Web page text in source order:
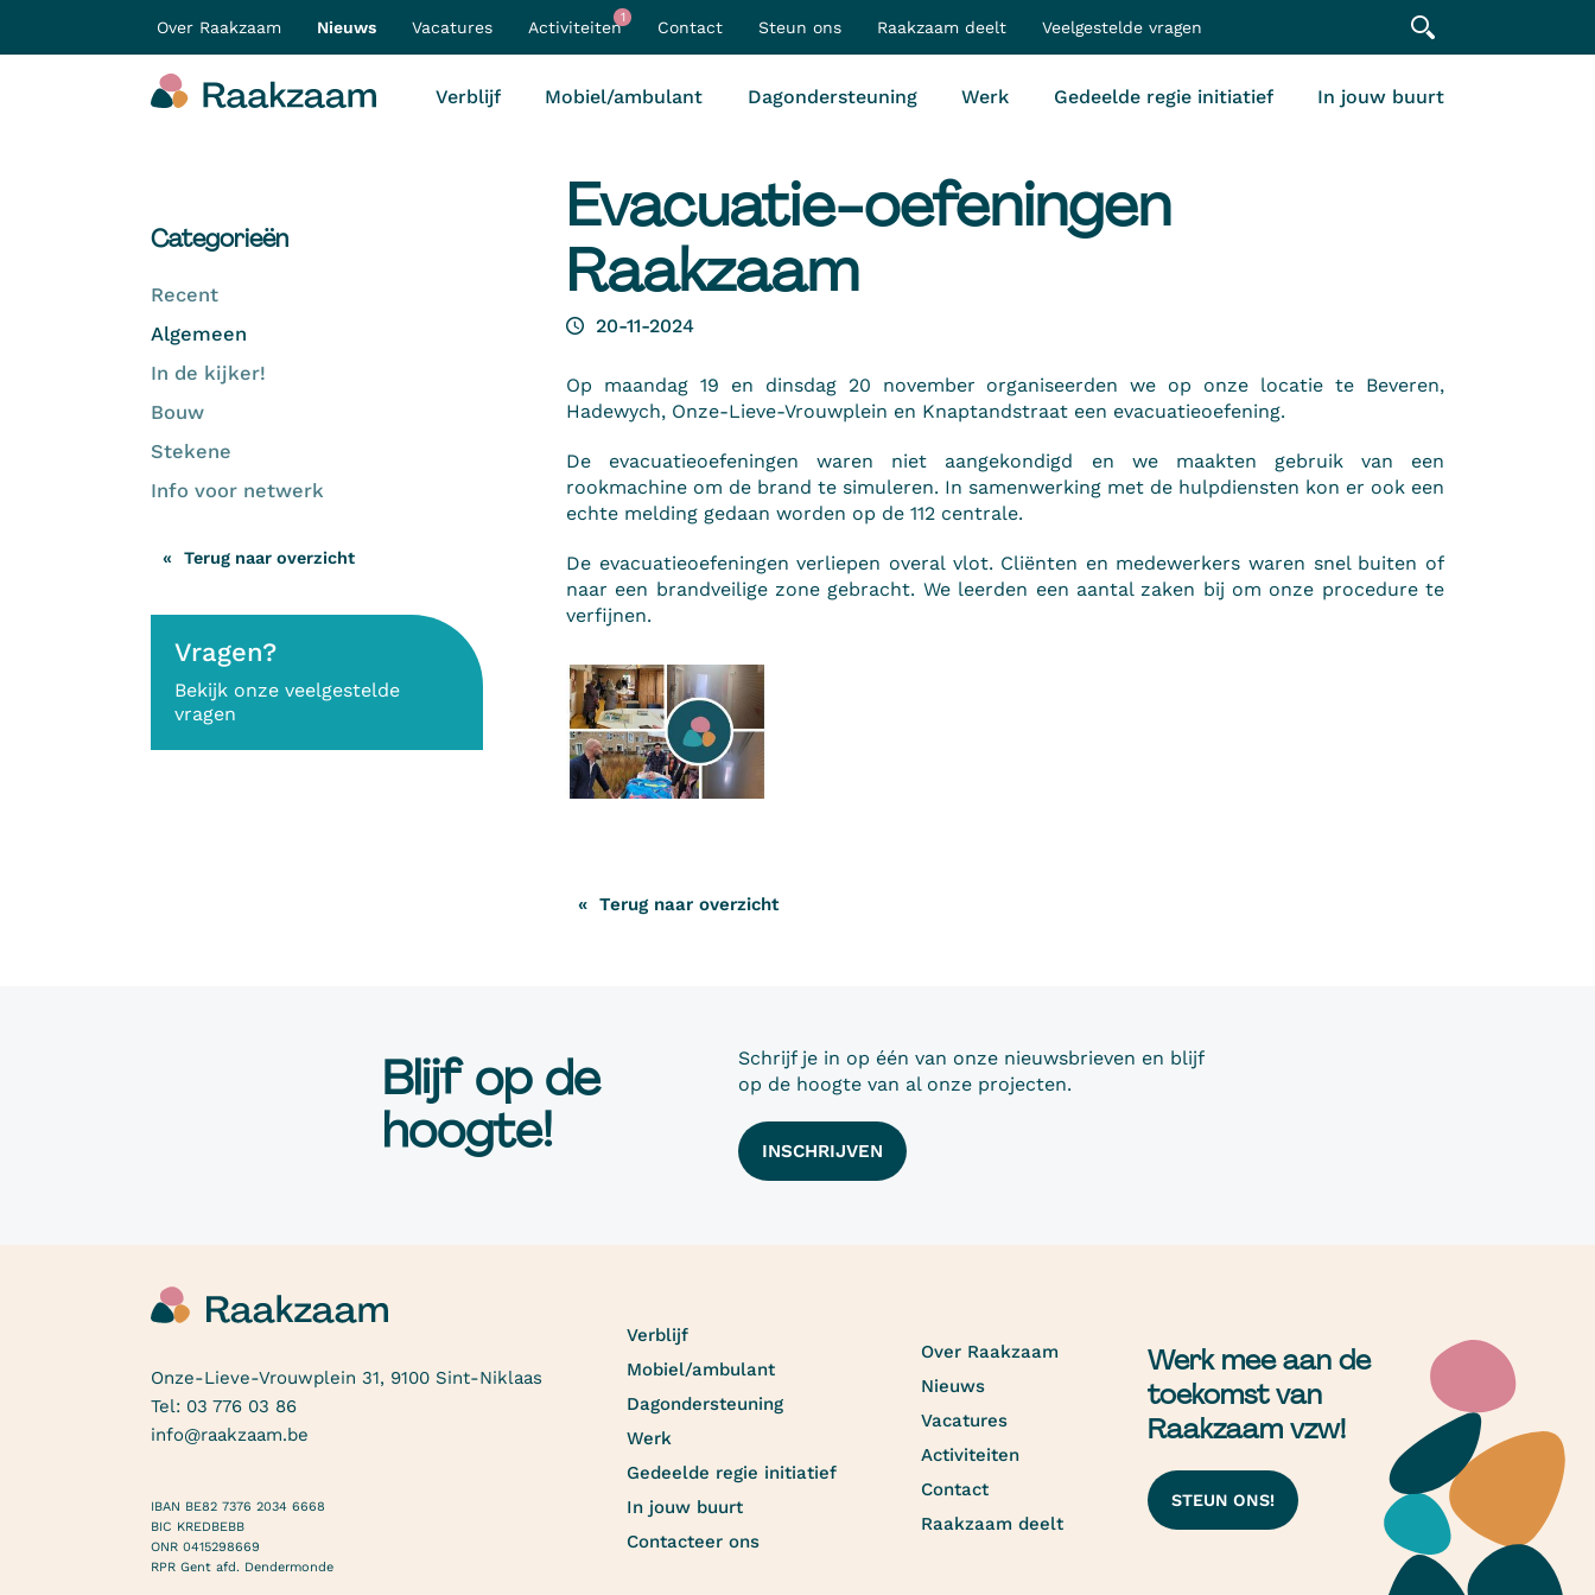
Over Raakzaam Nieuws Vacatures Activiteiten
1
Contact Steun ons Raakzaam deelt Veelgestelde vragen
Verblijf Mobiel/ambulant Dagondersteuning Werk Gedeelde regie initiatief In jouw buurt
Categorieën
Recent
Algemeen
In de kijker!
Bouw
Stekene
Info voor netwerk
Terug naar overzicht
Vragen?
Bekijk onze veelgestelde
vragen
Evacuatie-oefeningen
Raakzaam
20-11-2024
Op maandag 19 en dinsdag 20 november organiseerden we op onze locatie te Beveren,
Hadewych, Onze-Lieve-Vrouwplein en Knaptandstraat een evacuatieoefening.
De evacuatieoefeningen waren niet aangekondigd en we maakten gebruik van een
rookmachine om de brand te simuleren. In samenwerking met de hulpdiensten kon er ook een
echte melding gedaan worden op de 112 centrale.
De evacuatieoefeningen verliepen overal vlot. Cliënten en medewerkers waren snel buiten of
naar een brandveilige zone gebracht. We leerden een aantal zaken bij om onze procedure te
verfijnen.
Terug naar overzicht
Blijf op de
hoogte!
Schrijf je in op één van onze nieuwsbrieven en blijf
op de hoogte van al onze projecten.
INSCHRIJVEN
Onze-Lieve-Vrouwplein 31, 9100 Sint-Niklaas
Tel: 03 776 03 86
info@raakzaam.be
IBAN BE82 7376 2034 6668
BIC KREDBEBB
ONR 0415298669
RPR Gent afd. Dendermonde
Verblijf
Mobiel/ambulant
Dagondersteuning
Werk
Gedeelde regie initiatief
In jouw buurt
Contacteer ons
Over Raakzaam
Nieuws
Vacatures
Activiteiten
Contact
Raakzaam deelt
Werk mee aan de
toekomst van
Raakzaam vzw!
STEUN ONS!